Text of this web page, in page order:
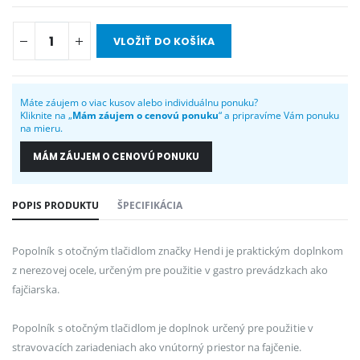
VLOŽIŤ DO KOŠÍKA
Máte záujem o viac kusov alebo individuálnu ponuku?
Kliknite na „Mám záujem o cenovú ponuku“ a pripravíme Vám ponuku
na mieru.
MÁM ZÁUJEM O CENOVÚ PONUKU
POPIS PRODUKTU ŠPECIFIKÁCIA
Popolník s otočným tlačidlom značky Hendi je praktickým doplnkom
z nerezovej ocele, určeným pre použitie v gastro prevádzkach ako
fajčiarska.
Popolník s otočným tlačidlom je doplnok určený pre použitie v
stravovacích zariadeniach ako vnútorný priestor na fajčenie.